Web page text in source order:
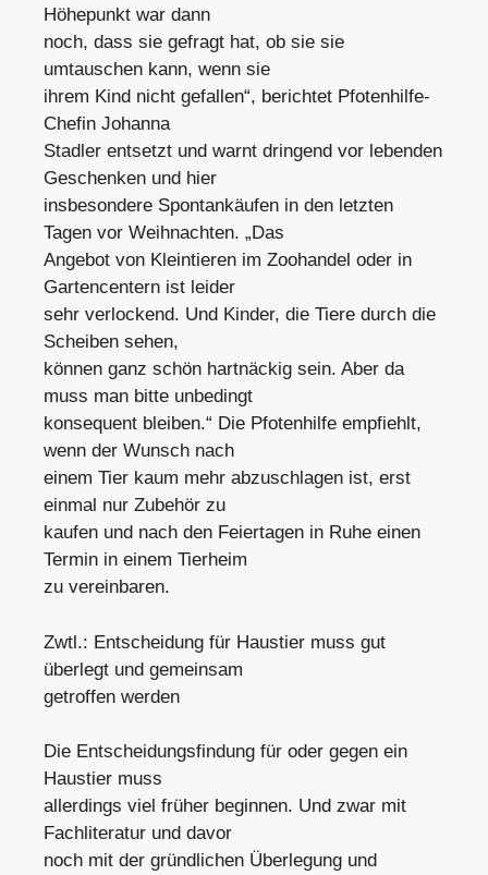
Höhepunkt war dann
noch, dass sie gefragt hat, ob sie sie
umtauschen kann, wenn sie
ihrem Kind nicht gefallen“, berichtet Pfotenhilfe-
Chefin Johanna
Stadler entsetzt und warnt dringend vor lebenden
Geschenken und hier
insbesondere Spontankäufen in den letzten
Tagen vor Weihnachten. „Das
Angebot von Kleintieren im Zoohandel oder in
Gartencentern ist leider
sehr verlockend. Und Kinder, die Tiere durch die
Scheiben sehen,
können ganz schön hartnäckig sein. Aber da
muss man bitte unbedingt
konsequent bleiben.“ Die Pfotenhilfe empfiehlt,
wenn der Wunsch nach
einem Tier kaum mehr abzuschlagen ist, erst
einmal nur Zubehör zu
kaufen und nach den Feiertagen in Ruhe einen
Termin in einem Tierheim
zu vereinbaren.
Zwtl.: Entscheidung für Haustier muss gut
überlegt und gemeinsam
getroffen werden
Die Entscheidungsfindung für oder gegen ein
Haustier muss
allerdings viel früher beginnen. Und zwar mit
Fachliteratur und davor
noch mit der gründlichen Überlegung und